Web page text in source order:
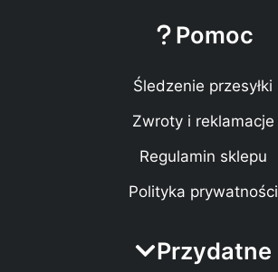
Pomoc
Śledzenie przesyłki
Zwroty i reklamacje
Regulamin sklepu
Polityka prywatności
Przydatne